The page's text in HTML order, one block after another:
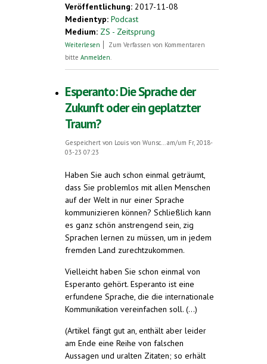
Veröffentlichung: 2017-11-08
Medientyp: Podcast
Medium: ZS - Zeitsprung
Weiterlesen über Zeitsprung 111: Die Anfänge des
Zum Verfassen von Kommentaren
bitte Anmelden.
Esperanto: Die Sprache der
Zukunft oder ein geplatzter
Traum?
Gespeichert von Louis von Wunsc...
am/um Fr, 2018-
03-23 07:23
Haben Sie auch schon einmal geträumt,
dass Sie problemlos mit allen Menschen
auf der Welt in nur einer Sprache
kommunizieren können? Schließlich kann
es ganz schön anstrengend sein, zig
Sprachen lernen zu müssen, um in jedem
fremden Land zurechtzukommen.
Vielleicht haben Sie schon einmal von
Esperanto gehört. Esperanto ist eine
erfundene Sprache, die die internationale
Kommunikation vereinfachen soll. (...)
(Artikel fängt gut an, enthält aber leider
am Ende eine Reihe von falschen
Aussagen und uralten Zitaten; so erhält